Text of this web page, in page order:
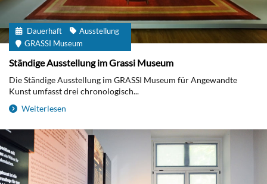
Dauerhaft
Ausstellung
GRASSI Museum
Ständige Ausstellung im Grassi Museum
Die Ständige Ausstellung im GRASSI Museum für Angewandte
Kunst umfasst drei chronologisch...
Weiterlesen